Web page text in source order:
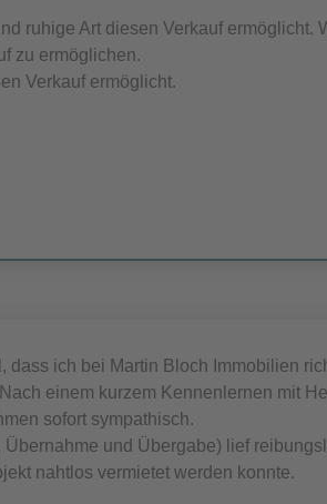
ruhige Art diesen Verkauf ermöglicht.
zu ermöglichen.
Verkauf ermöglicht.
dass ich bei Martin Bloch Immobilien
einem kurzem Kennenlernen mit
sofort sympathisch.
und Übergabe) lief
nahtlos vermietet werden konnte.